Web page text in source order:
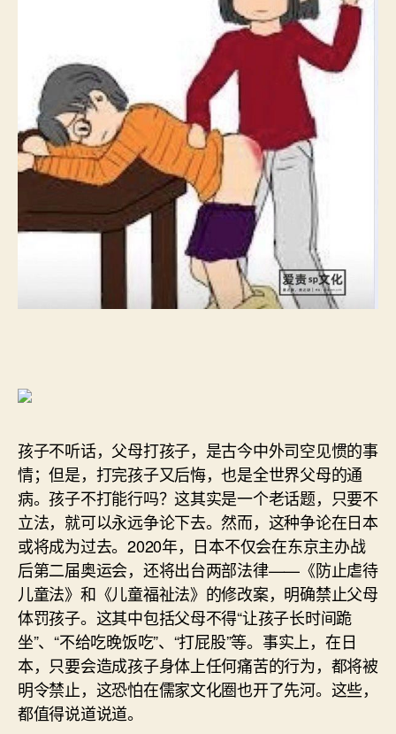
孩子不听话，父母打孩子，是古今中外司空见惯的事
情；但是，打完孩子又后悔，也是全世界父母的通
病。孩子不打能行吗？这其实是一个老话题，只要不
立法，就可以永远争论下去。然而，这种争论在日本
或将成为过去。2020年，日本不仅会在东京主办战
后第二届奥运会，还将出台两部法律——《防止虐待
儿童法》和《儿童福祉法》的修改案，明确禁止父母
体罚孩子。这其中包括父母不得“让孩子长时间跪
坐”、“不给吃晚饭吃”、“打屁股”等。事实上，在日
本，只要会造成孩子身体上任何痛苦的行为，都将被
明令禁止，这恐怕在儒家文化圈也开了先河。这些，
都值得说道说道。